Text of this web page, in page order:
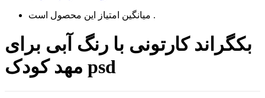
میانگین امتیاز این محصول است .
بکگراند کارتونی با رنگ آبی برای
مهد کودک psd